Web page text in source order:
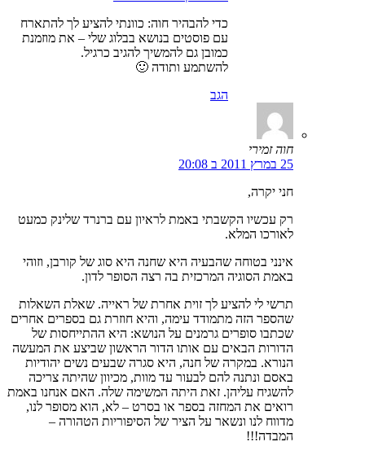
כדי להבהיר חוה: כוונתי להציע לך להתארח
עם פוסטים בנושא בבלוג שלי – את מוזמנת
כמובן גם להמשיך להגיב כרגיל.
להשתמע ותודה 🙂
הגב
חוה זמירי
25 במרץ 2011 ב 20:08
חני יקרה,
רק עכשיו הקשבתי באמת לראיון עם ברנרד שלינק כמעט
לאורכו המלא.
אינני בטוחה שהבעיה היא שחנה היא סוג של קורבן, וזוהי
באמת הסוגיה המרכזית בה רצה הסופר לדון.
תרשי לי להציע לך זוית אחרת של ראייה. שאלת השאלות
שהספר הזה מתמודד עימה, והיא חוזרת גם בספרים אחרים
שכתבו סופרים גרמנים על הנושא: היא ההתייחסות של
הדורות הבאים עם אותו הדור הראשון שביצע את המעשה
הנורא. במקרה של חנה, היא סגרה שבעים נשים יהודיות
באסם ונתנה להם לבעור עד מוות, מכיוון שהיתה צריכה
להשגיח עליהן. זאת היתה המשימה שלה. האם אנחנו באמת
רואים את המחזה בספר או בסרט – לא, הוא מסופר לנו,
מדווח לנו ונשאר על הציר של הסיפוריות הטהורה –
המבדה!!!